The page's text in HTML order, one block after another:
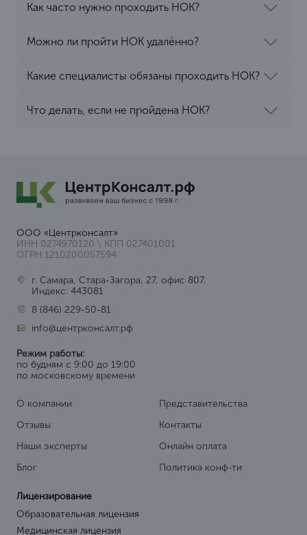
Как часто нужно проходить НОК?
Можно ли пройти НОК удалённо?
Какие специалисты обязаны проходить НОК?
Что делать, если не пройдена НОК?
ООО «Центрконсалт»
ИНН 0274970120 \ КПП 027401001
ОГРН 1210200057594
г. Самара, Стара-Загора, 27, офис 807.
Индекс: 443081
8 (846) 229-50-81
info@центрконсалт.рф
Режим работы:
по будням с 9:00 до 19:00
по московскому времени
О компании
Отзывы
Наши эксперты
Блог
Представительства
Контакты
Онлайн оплата
Политика конф-ти
Лицензирование
Образовательная лицензия
Медицинская лицензия